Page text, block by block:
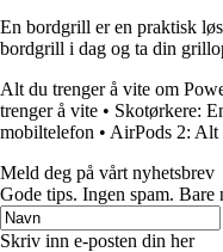
En bordgrill er en praktisk
bordgrill i dag og ta din
Alt du trenger å vite om
trenger å vite • Skotørkere:
mobiltelefon • AirPods 2: Alt
Meld deg på vårt nyhetsbrev
Gode ​​tips. Ingen spam.
Skriv inn e-posten din her